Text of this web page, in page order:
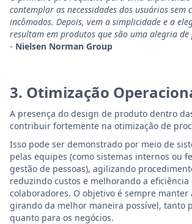
contemplar as necessidades dos usuários sem
incômodos. Depois, vem a simplicidade e a
resultam em produtos que são uma alegria de
- Nielsen Norman Group
3. Otimização
A presença do design de produto dentro
contribuir fortemente na otimização de
Isso pode ser demonstrado por meio de
pelas equipes (como sistemas internos ou
gestão de pessoas), agilizando
reduzindo custos e melhorando a eficiência
colaboradores. O objetivo é sempre manter
girando da melhor maneira possível, tanto
quanto para os negócios.